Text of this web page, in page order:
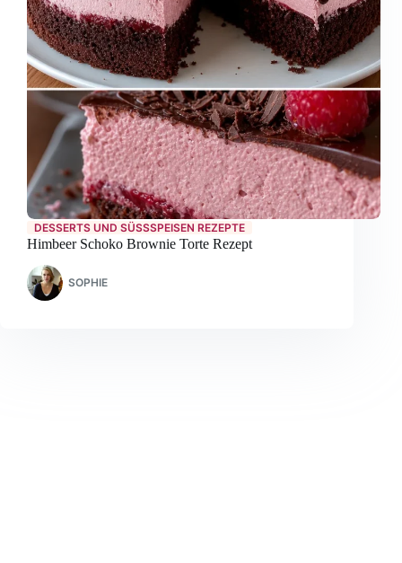
DESSERTS UND SÜSSSPEISEN REZEPTE
Himbeer Schoko Brownie Torte Rezept
SOPHIE